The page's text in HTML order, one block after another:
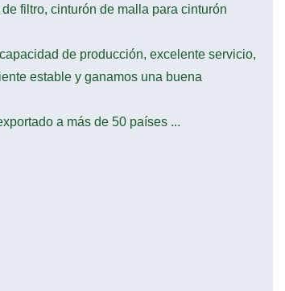
filtro, cinturón de malla para cinturón
de producción, excelente servicio,
estable y ganamos una buena
a más de 50 países ...